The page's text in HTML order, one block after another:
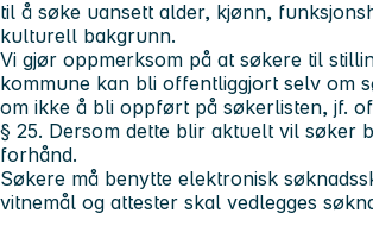
til å søke uansett alder, kjønn,
kulturell bakgrunn.
Vi gjør oppmerksom på at søkere til
kommune kan bli offentliggjort selv om
om ikke å bli oppført på søkerlisten, jf.
§ 25. Dersom dette blir aktuelt vil søker
forhånd.
Søkere må benytte elektronisk
vitnemål og attester skal vedlegges